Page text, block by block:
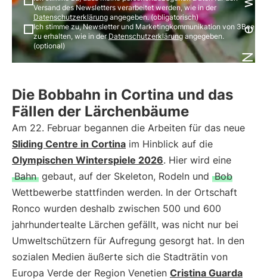
Versand des Newsletters verarbeitet werden, wie in der
Datenschutzerklärung angegeben. (obligatorisch)
Ich stimme zu, Newsletter und Marketingkommunikation von 3Bee
zu erhalten, wie in derDatenschutzerklärungangegeben.
(optional)
Die Bobbahn in Cortina und das
Fällen der Lärchenbäume
Am 22. Februar begannen die Arbeiten für das neue
Sliding Centre in Cortina im Hinblick auf die
Olympischen Winterspiele 2026. Hier wird eine
Bahn gebaut, auf der Skeleton, Rodeln und Bob
Wettbewerbe stattfinden werden. In der Ortschaft
Ronco wurden deshalb zwischen 500 und 600
jahrhundertealte Lärchen gefällt, was nicht nur bei
Umweltschützern für Aufregung gesorgt hat. In den
sozialen Medien äußerte sich die Stadträtin von
Europa Verde der Region Venetien Cristina Guarda